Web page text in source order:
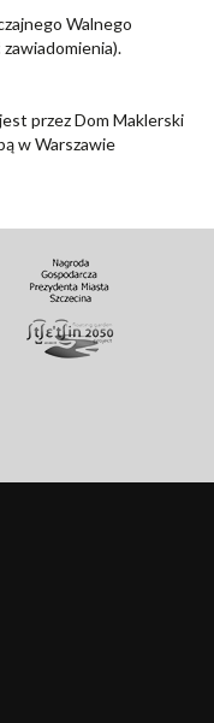
Walnego
przez Dom Maklerski
w Warszawie